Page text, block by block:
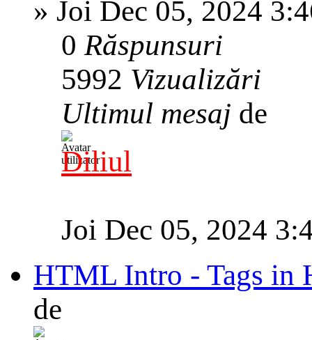
» Joi Dec 05, 2024
0Răspunsuri
5992 Vizualizări
Ultimul mesaj de
Diliul
Joi Dec 05, 2024
HTML Intro - Tags in
de